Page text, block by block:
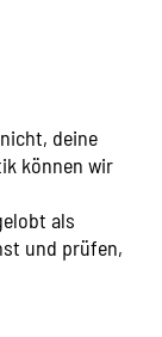
deine
können wir
als
und prüfen,